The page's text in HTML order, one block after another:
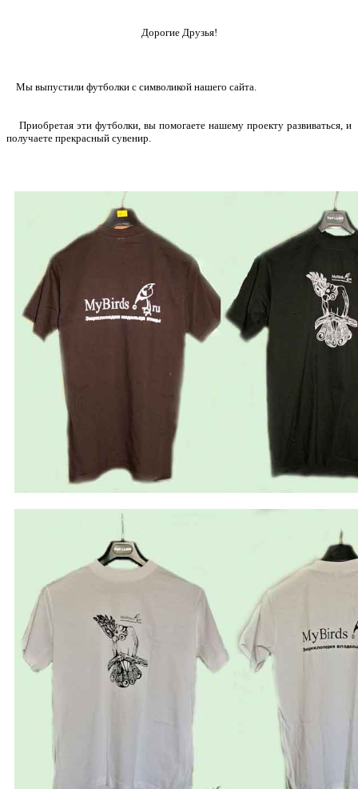
Дорогие Друзья!
Мы выпустили футболки с символикой нашего сайта.
Приобретая эти футболки, вы помогаете нашему проекту развиваться, и
получаете прекрасный сувенир.